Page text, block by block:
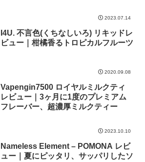
2023.07.14
I4U. 不言色(くちなしいろ) リキッドレ
ビュー｜柑橘香るトロピカルフルーツ
2020.09.08
Vapengin7500 ロイヤルミルクティ
レビュー｜3ヶ月に1度のプレミアム
フレーバー、超濃厚ミルクティー
2023.10.10
Nameless Element – POMONA レビ
ュー｜夏にピッタリ、サッパリしたソ